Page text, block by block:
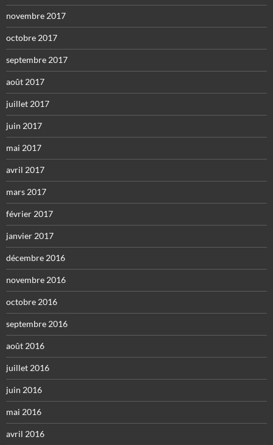
novembre 2017
octobre 2017
septembre 2017
août 2017
juillet 2017
juin 2017
mai 2017
avril 2017
mars 2017
février 2017
janvier 2017
décembre 2016
novembre 2016
octobre 2016
septembre 2016
août 2016
juillet 2016
juin 2016
mai 2016
avril 2016